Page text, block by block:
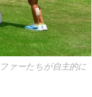
ァーたちが自主的に